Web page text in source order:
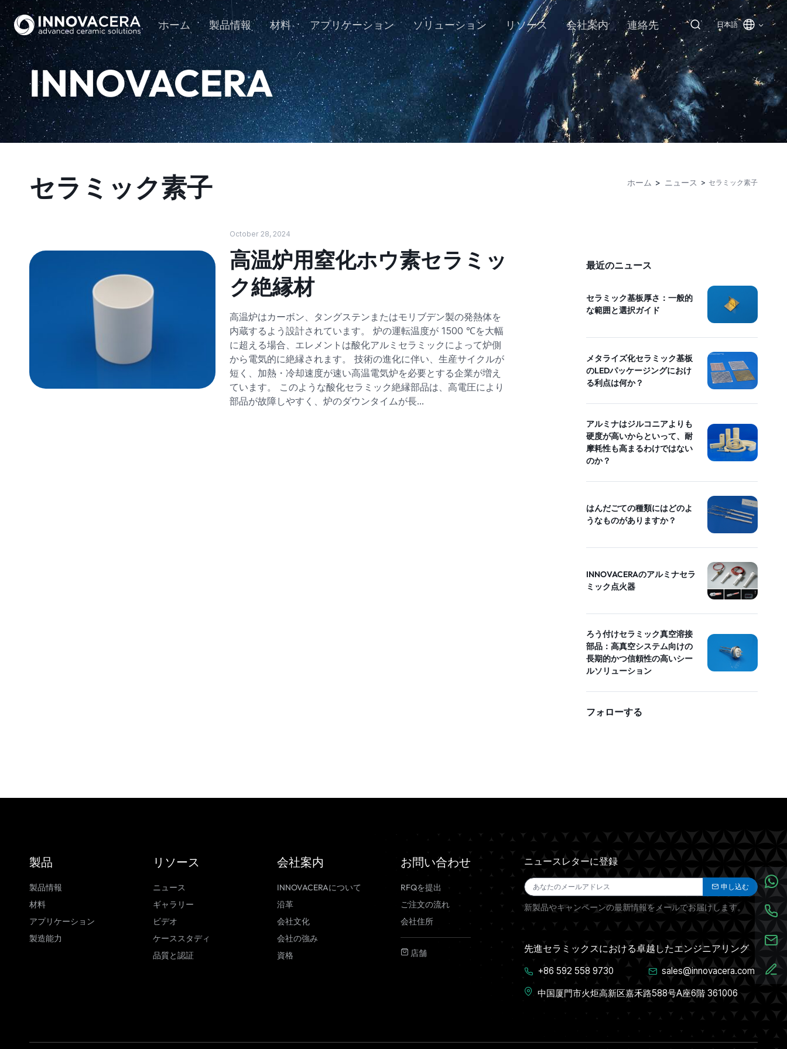
ホーム 製品情報 材料 アプリケーション ソリューション リソース 会社案内 連絡先 日本語
INNOVACERA
セラミック素子 ホーム ニュース セラミック素子
October 28, 2024
高温炉用窒化ホウ素セラミッ
ク絶縁材
高温炉はカーボン、タングステンまたはモリブデン製の発熱体を
内蔵するよう設計されています。 炉の運転温度が 1500 ℃を大幅
に超える場合、エレメントは酸化アルミセラミックによって炉側
から電気的に絶縁されます。 技術の進化に伴い、生産サイクルが
短く、加熱・冷却速度が速い高温電気炉を必要とする企業が増え
ています。 このような酸化セラミック絶縁部品は、高電圧により
部品が故障しやすく、炉のダウンタイムが長…
最近のニュース
セラミック基板厚さ：一般的
な範囲と選択ガイド
メタライズ化セラミック基板
のLEDパッケージングにおけ
る利点は何か？
アルミナはジルコニアよりも
硬度が高いからといって、耐
摩耗性も高まるわけではない
のか？
はんだごての種類にはどのよ
うなものがありますか？
INNOVACERAのアルミナセラ
ミック点火器
ろう付けセラミック真空溶接
部品：高真空システム向けの
長期的かつ信頼性の高いシー
ルソリューション
フォローする
製品
製品情報
材料
アプリケーション
製造能力
リソース
ニュース
ギャラリー
ビデオ
ケーススタディ
品質と認証
会社案内
INNOVACERAについて
沿革
会社文化
会社の強み
資格
お問い合わせ
RFQを提出
ご注文の流れ
会社住所
店舗
ニュースレターに登録
申し込む
新製品やキャンペーンの最新情報をメールでお届けします。
先進セラミックスにおける卓越したエンジニアリング
+86 592 558 9730
sales@innovacera.com
中国厦門市火炬高新区嘉禾路588号A座6階 361006